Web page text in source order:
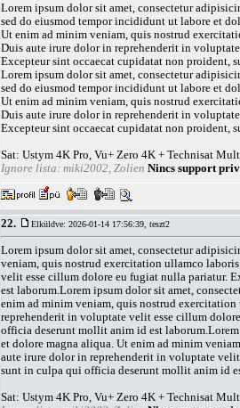
Lorem ipsum dolor sit amet, consectetur
sed do eiusmod tempor incididunt ut labore et
Ut enim ad minim veniam, quis nostrud
Duis aute irure dolor in reprehenderit in
Excepteur sint occaecat cupidatat non proident,
Lorem ipsum dolor sit amet, consectetur
sed do eiusmod tempor incididunt ut labore et
Ut enim ad minim veniam, quis nostrud
Duis aute irure dolor in reprehenderit in
Excepteur sint occaecat cupidatat non proident,
Sat: Ustym 4K Pro, Vu+ Zero 4K + Technisat
Ignore lista: miki2002, Zolien Nincs support
22. Elküldve: 2026-01-14 17:56:39, teszt2
Lorem ipsum dolor sit amet, consectetur
veniam, quis nostrud exercitation ullamco
velit esse cillum dolore eu fugiat nulla pariatur.
est laborum.Lorem ipsum dolor sit amet,
enim ad minim veniam, quis nostrud
reprehenderit in voluptate velit esse cillum
officia deserunt mollit anim id est
et dolore magna aliqua. Ut enim ad minim
aute irure dolor in reprehenderit in voluptate
sunt in culpa qui officia deserunt mollit anim id
Sat: Ustym 4K Pro, Vu+ Zero 4K + Technisat